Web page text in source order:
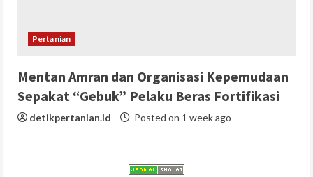
Pertanian
Mentan Amran dan Organisasi Kepemudaan
Sepakat “Gebuk” Pelaku Beras Fortifikasi
detikpertanian.id Posted on 1 week ago